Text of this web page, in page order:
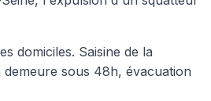
domiciles. Saisine de la
demeure sous 48h, évacuation